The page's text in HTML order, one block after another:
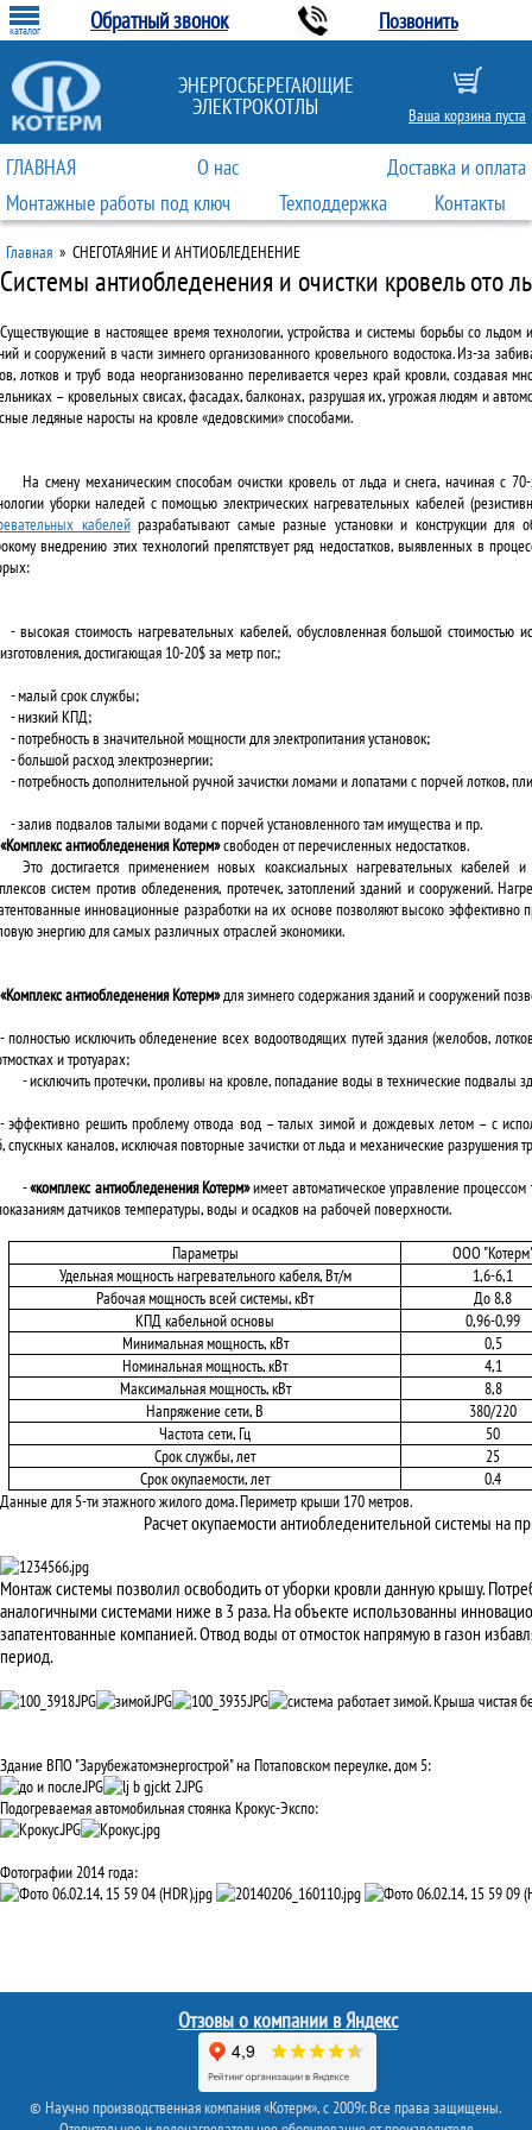
каталог Обратный звонок Позвонить
ЭНЕРГОСБЕРЕГАЮЩИЕ
ЭЛЕКТРОКОТЛЫ Ваша корзина пуста
ГЛАВНАЯ О нас
Доставка и оплата
Монтажные работы под ключ
Техподдержка Контакты
Главная » СНЕГОТАЯНИЕ И АНТИОБЛЕДЕНЕНИЕ
Системы антиобледенения и очистки кровель ото
Существующие в настоящее время технологии, устройства и системы борьбы со льдом
и сооружений в части зимнего организованного кровельного водостока. Из-за
лотков и труб вода неорганизованно переливается через край кровли, создавая
– кровельных свисах, фасадах, балконах, разрушая их, угрожая людям и
ледяные наросты на кровле «дедовскими»способами.
На смену механическим способам очистки кровель от льда и снега, начиная с
уборки наледей с помощью электрических нагревательных кабелей
кабелейразрабатывают самые разные установки и конструкции для
внедрению этих технологий препятствует ряд недостатков, выявленных в
- высокая стоимость нагревательных кабелей, обусловленная большой стоимостью
изготовления, достигающая 10-20$ за метр пог.;
- малый срок службы;
- низкий КПД;
- потребность в значительной мощности для электропитания установок;
- большой расход электроэнергии;
- потребность дополнительной ручной зачистки ломами и лопатами с порчей лотков,
- залив подвалов талыми водами с порчей установленного там имущества и пр.
«Комплекс антиобледенения Котерм»свободен от перечисленных недостатков.
Это достигается применением новых коаксиальных нагревательных кабелей и
систем против обледенения, протечек, затоплений зданий и сооружений.
инновационные разработки на их основе позволяют высоко эффективно
энергию для самых различных отраслей экономики.
«Комплекс антиобледенения Котерм»для зимнего содержания зданий и сооружений
- полностью исключить обледенение всех водоотводящих путей здания (желобов,
и тротуарах;
- исключить протечки, проливы на кровле, попадание воды в технические подвалы
- эффективно решить проблему отвода вод – талых зимой и дождевых летом – с
спускных каналов, исключая повторные зачистки от льда и механические разрушения
-«комплекс антиобледенения Котерм»имеет автоматическое управление
датчиков температуры, воды и осадков на рабочей поверхности.
Параметры
ООО
Удельная мощность нагревательного кабеля, Вт/м
1,6-6,1
Рабочая мощность всей системы, кВт
До 8,8
КПД кабельной основы
0,96-0,99
Минимальная мощность, кВт
0,5
Номинальная мощность, кВт
4,1
Максимальная мощность, кВт
8,8
Напряжение сети, В
380/220
Частота сети, Гц
50
Срок службы, лет
25
Срок окупаемости, лет
0.4
Данные для 5-ти этажного жилого дома. Периметр крыши 170 метров.
Расчет окупаемости антиобледенительной системы на
Монтаж системы позволил освободить от уборки кровли данную крышу.
аналогичными системами ниже в 3 раза. На объекте использованны
запатентованные компанией. Отвод воды от отмосток напрямую в газон
период.
Здание ВПО "Зарубежатомэнергострой" на Потаповском переулке, дом 5:
Подогреваемая автомобильная стоянка Крокус-Экспо:
Фотографии 2014 года:
Отзовы о компании в Яндекс
© Научно производственная компания «Котерм», с 2009г. Все права защищены.